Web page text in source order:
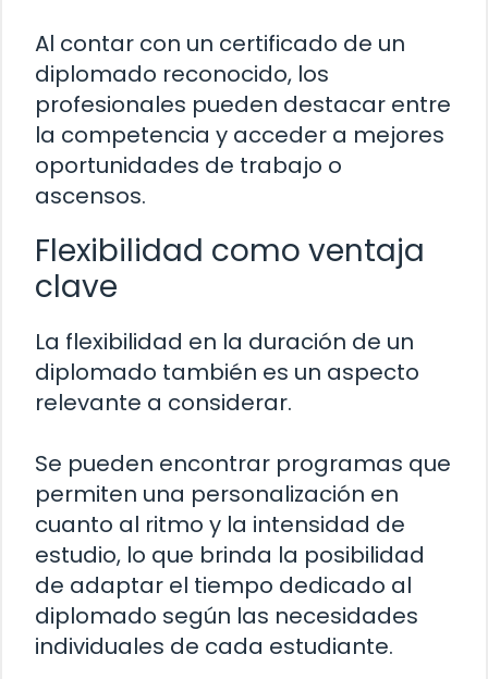
Al contar con un certificado de un
diplomado reconocido, los
profesionales pueden destacar entre
la competencia y acceder a mejores
oportunidades de trabajo o
ascensos.
Flexibilidad como ventaja
clave
La flexibilidad en la duración de un
diplomado también es un aspecto
relevante a considerar.
Se pueden encontrar programas que
permiten una personalización en
cuanto al ritmo y la intensidad de
estudio, lo que brinda la posibilidad
de adaptar el tiempo dedicado al
diplomado según las necesidades
individuales de cada estudiante.